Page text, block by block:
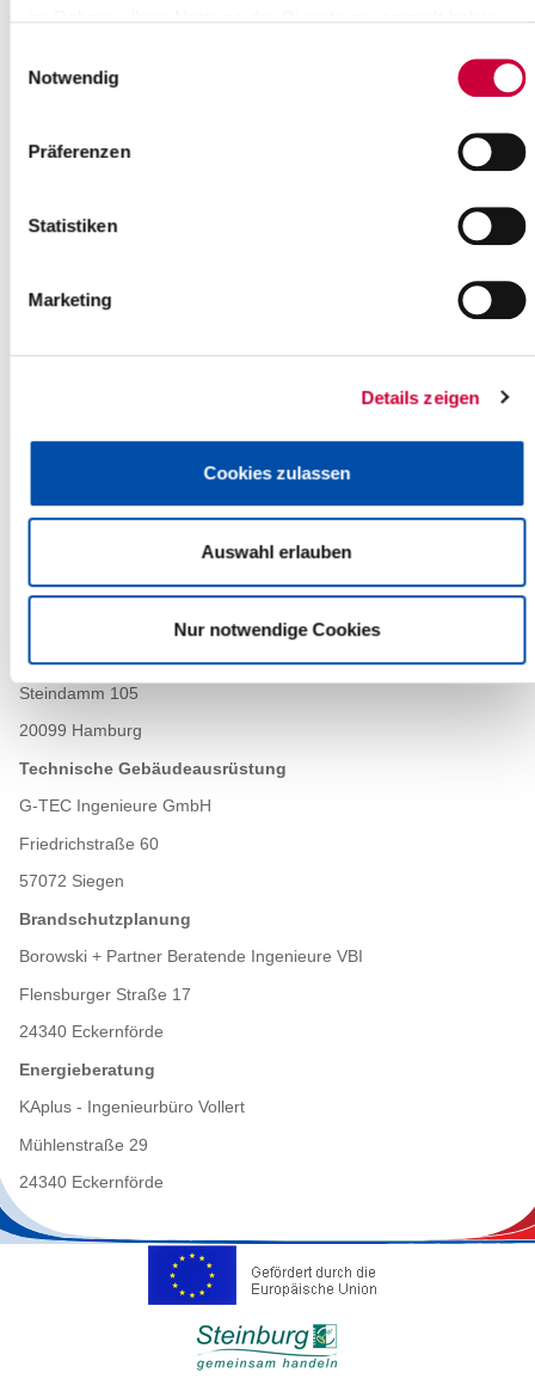
Notwendig
Präferenzen
Statistiken
Marketing
Details zeigen
Cookies zulassen
Auswahl erlauben
Nur notwendige Cookies
Stadtdeich 5
Wetzel & von Seth Beratende Ingenieure Partnerschaft mbB
Baugrundgutachter
IGB Ingenieurgesellschaft mbH
Entwässerungsplanung
Ingenieurgesellschaft Siebert & Partner mbH
Emmy-Noether-Straße 19
25524 Itzehoe
Steindamm 105
20099 Hamburg
Technische Gebäudeausrüstung
G-TEC Ingenieure GmbH
Friedrichstraße 60
57072 Siegen
Brandschutzplanung
Borowski + Partner Beratende Ingenieure VBI
Flensburger Straße 17
24340 Eckernförde
Energieberatung
KAplus - Ingenieurbüro Vollert
Mühlenstraße 29
24340 Eckernförde